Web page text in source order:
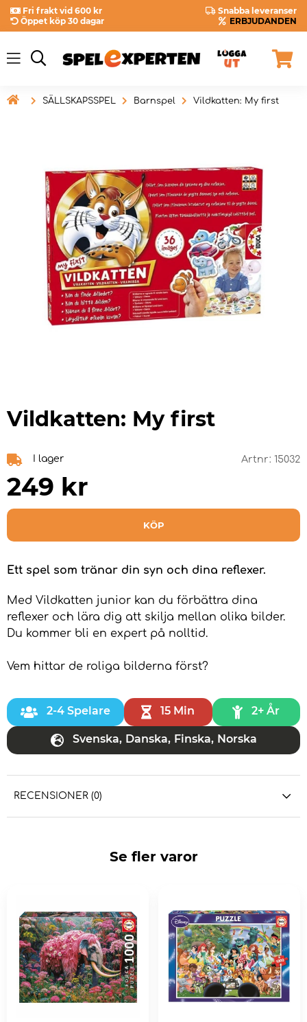
Fri frakt vid 600 kr
Snabba leveranser
Öppet köp 30 dagar
ERBJUDANDEN
 SÄLLSKAPSSPEL Barnspel Vildkatten: My first
Vildkatten: My first
I lager Artnr: 15032
249 kr
KÖP
Ett spel som tränar din syn och dina reflexer.
Med Vildkatten junior kan du förbättra dina
reflexer och lära dig att skilja mellan olika bilder.
Du kommer bli en expert på nolltid.
Vem hittar de roliga bilderna först?
2-4 Spelare 15 Min 2+ År
Svenska, Danska, Finska, Norska
RECENSIONER (0)
Se fler varor